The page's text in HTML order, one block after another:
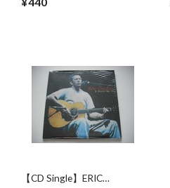
HEART
【CD Single】ERIC